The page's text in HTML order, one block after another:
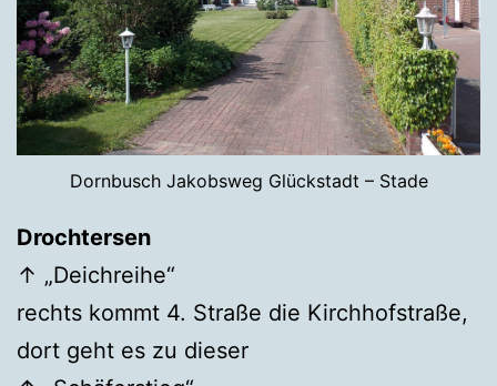
Dornbusch Jakobsweg Glückstadt – Stade
Drochtersen
↑ „Deichreihe“
rechts kommt 4. Straße die Kirchhofstraße,
dort geht es zu dieser